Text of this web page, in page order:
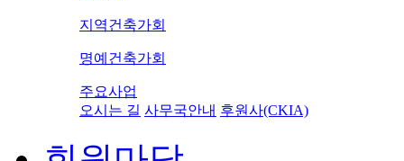
지역건축가회
명예건축가회
주요사업
오시는 길 사무국안내 후원사(CKIA)